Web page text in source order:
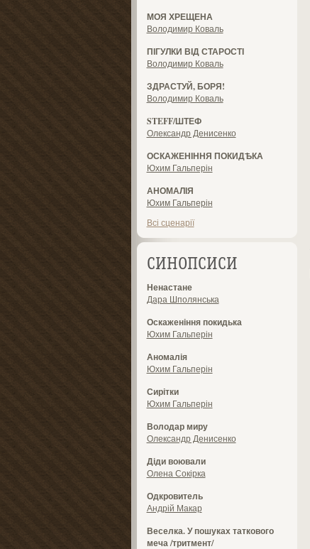
МОЯ ХРЕЩЕНА
Володимир Коваль
ПІГУЛКИ ВІД СТАРОСТІ
Володимир Коваль
ЗДРАСТУЙ, БОРЯ!
Володимир Коваль
STEFF/ШТЕФ
Олександр Денисенко
ОСКАЖЕНІННЯ ПОКИДѢКА
Юхим Гальперін
АНОМАЛІЯ
Юхим Гальперін
Всі сценарії
СИНОПСИСИ
Ненастане
Дара Шполянська
Оскаженіння покидька
Юхим Гальперін
Аномалія
Юхим Гальперін
Сирітки
Юхим Гальперін
Володар миру
Олександр Денисенко
Діди воювали
Олена Сокірка
Одкровитель
Андрій Макар
Веселка. У пошуках таткового
меча /тритмент/